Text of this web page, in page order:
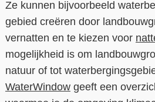
Ze kunnen bijvoorbeeld
gebied creëren door
vernatten en te kiezen voor
mogelijkheid is om
natuur of tot
WaterWindowgeeft een